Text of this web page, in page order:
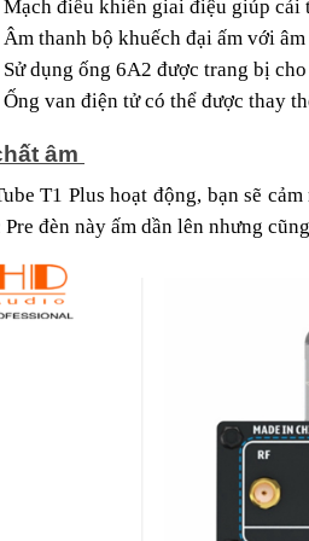
Mạch điều khiển giai điệu giúp cải
Âm thanh bộ khuếch đại ấm với
Sử dụng ống 6A2 được trang bị
Ống van điện tử có thể được thay
âm
T1 Plus hoạt động, bạn sẽ
Pre đèn này ấm dần lên nhưng